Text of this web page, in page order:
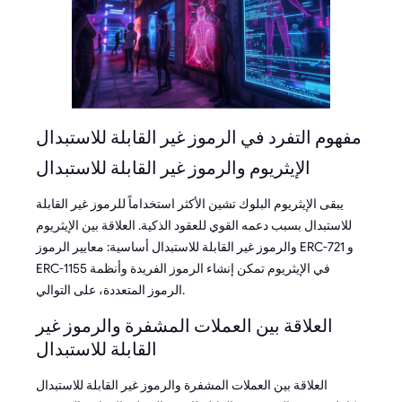
مفهوم التفرد في الرموز غير القابلة للاستبدال
الإيثريوم والرموز غير القابلة للاستبدال
يبقى الإيثريوم البلوك تشين الأكثر استخداماً للرموز غير القابلة
للاستبدال بسبب دعمه القوي للعقود الذكية. العلاقة بين الإيثريوم
والرموز غير القابلة للاستبدال أساسية: معايير الرموز ERC-721 و
ERC-1155 في الإيثريوم تمكن إنشاء الرموز الفريدة وأنظمة
الرموز المتعددة، على التوالي.
العلاقة بين العملات المشفرة والرموز غير
القابلة للاستبدال
العلاقة بين العملات المشفرة والرموز غير القابلة للاستبدال